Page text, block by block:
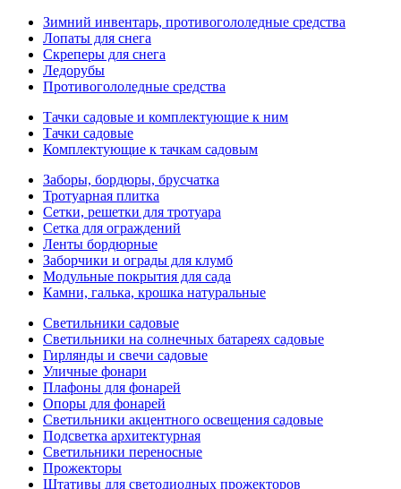
Зимний инвентарь, противогололедные средства
Лопаты для снега
Скреперы для снега
Ледорубы
Противогололедные средства
Тачки садовые и комплектующие к ним
Тачки садовые
Комплектующие к тачкам садовым
Заборы, бордюры, брусчатка
Тротуарная плитка
Сетки, решетки для тротуара
Сетка для ограждений
Ленты бордюрные
Заборчики и ограды для клумб
Модульные покрытия для сада
Камни, галька, крошка натуральные
Светильники садовые
Светильники на солнечных батареях садовые
Гирлянды и свечи садовые
Уличные фонари
Плафоны для фонарей
Опоры для фонарей
Светильники акцентного освещения садовые
Подсветка архитектурная
Светильники переносные
Прожекторы
Штативы для светодиодных прожекторов